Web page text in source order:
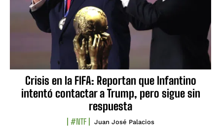
Crisis en la FIFA: Reportan que Infantino
intentó contactar a Trump, pero sigue sin
respuesta
#NTF Juan José Palacios